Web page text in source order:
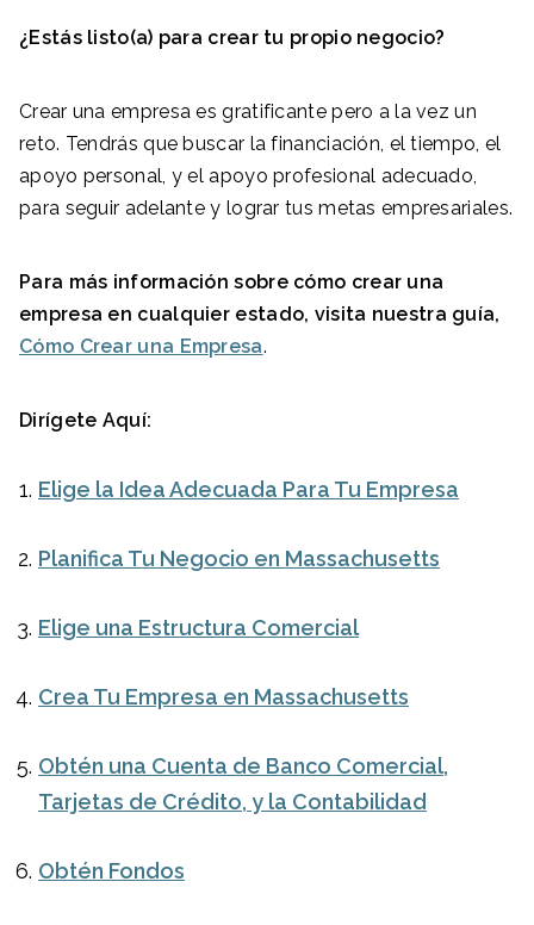
¿Estás listo(a) para crear tu propio negocio?
Crear una empresa es gratificante pero a la vez un
reto. Tendrás que buscar la financiación, el tiempo, el
apoyo personal, y el apoyo profesional adecuado,
para seguir adelante y lograr tus metas empresariales.
Para más información sobre cómo crear una
empresa en cualquier estado, visita nuestra guía,
Cómo Crear una Empresa.
Dirígete Aquí:
Elige la Idea Adecuada Para Tu Empresa
Planifica Tu Negocio en Massachusetts
Elige una Estructura Comercial
Crea Tu Empresa en Massachusetts
Obtén una Cuenta de Banco Comercial,
Tarjetas de Crédito, y la Contabilidad
Obtén Fondos